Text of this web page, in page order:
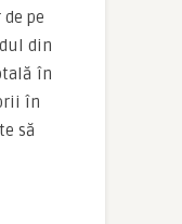
pe
din
în
în
să